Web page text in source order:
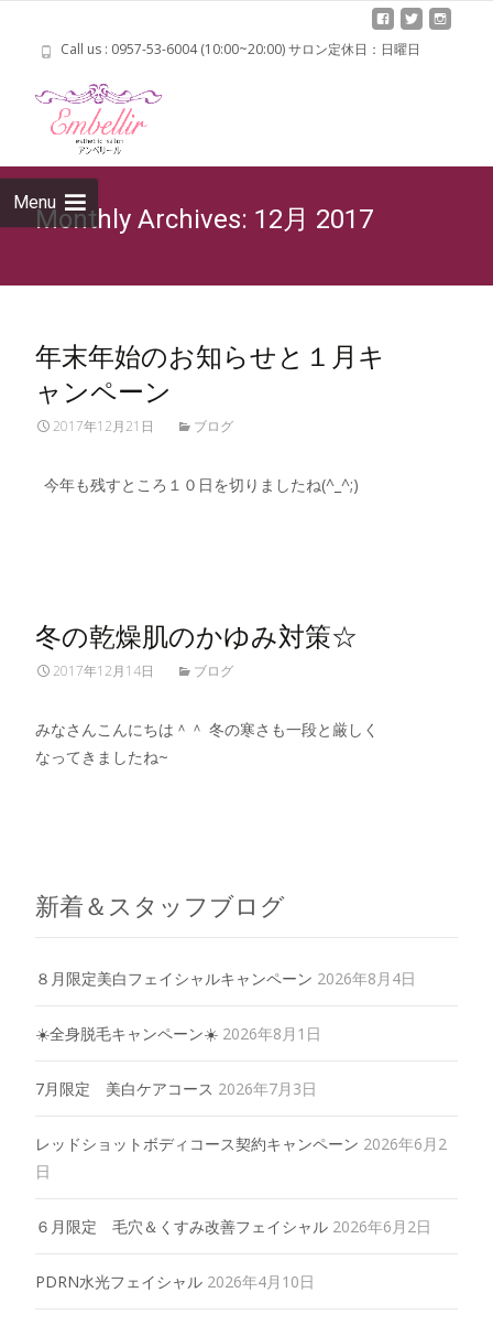
Call us : 0957-53-6004 (10:00~20:00) サロン定休日：日曜日
Menu
Monthly Archives: 12月 2017
年末年始のお知らせと１月キ
ャンペーン
2017年12月21日 ブログ
今年も残すところ１０日を切りましたね(^_^;)
冬の乾燥肌のかゆみ対策☆
2017年12月14日 ブログ
みなさんこんにちは＾＾ 冬の寒さも一段と厳しく
なってきましたね~
新着＆スタッフブログ
８月限定美白フェイシャルキャンペーン 2026年8月4日
☀️全身脱毛キャンペーン☀️ 2026年8月1日
7月限定 美白ケアコース 2026年7月3日
レッドショットボディコース契約キャンペーン 2026年6月2
日
６月限定 毛穴＆くすみ改善フェイシャル 2026年6月2日
PDRN水光フェイシャル 2026年4月10日